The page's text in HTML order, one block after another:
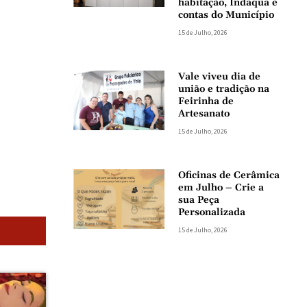
habitação, Indaqua e
contas do Município
15 de Julho, 2026
Vale viveu dia de
união e tradição na
Feirinha de
Artesanato
15 de Julho, 2026
Oficinas de Cerâmica
em Julho – Crie a
sua Peça
Personalizada
15 de Julho, 2026